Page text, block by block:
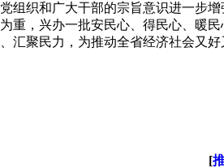
组织和广大干部的宗旨意识进一步
重，兴办一批安民心、得民心、暖
汇聚民力，为推动全省经济社会又
[